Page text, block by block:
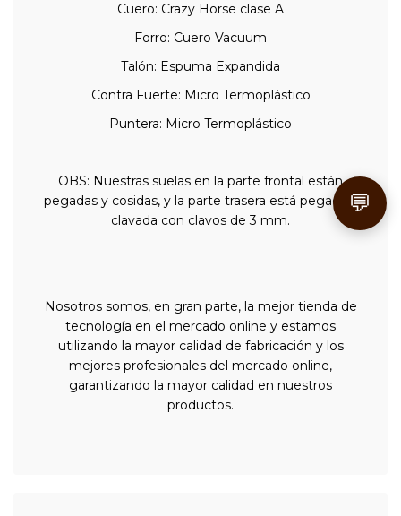
Cuero: Crazy Horse clase A
Forro: Cuero Vacuum
Talón: Espuma Expandida
Contra Fuerte: Micro Termoplástico
Puntera: Micro Termoplástico
OBS: Nuestras suelas en la parte frontal están
pegadas y cosidas, y la parte trasera está pegada y
clavada con clavos de 3 mm.
Nosotros somos, en gran parte, la mejor tienda de
tecnología en el mercado online y estamos
utilizando la mayor calidad de fabricación y los
mejores profesionales del mercado online,
garantizando la mayor calidad en nuestros
productos.
💬